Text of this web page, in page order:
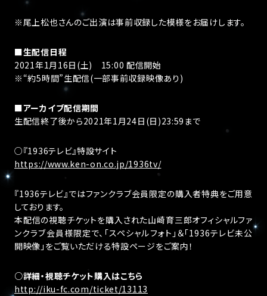
※尾上松也さんのご出演は事前収録した模様をお届けします。
■生配信日程
2021年1月16日(土) 15:00 配信開始
※“約5時間”生配信(一部事前収録映像あり)
■アーカイブ配信期間
生配信終了後から2021年1月24日(日)23:59まで
○『1936テレビ』特設サイト
https://www.ken-on.co.jp/1936tv/
『1936テレビ』ではファンクラブ会員限定の購入者特典をご用意
しております。
本配信の視聴チケットを購入された山崎育三郎オフィシャルファ
ンクラブ会員様限定で、「スペシャルフォト」＆「1936テレビ未公
開映像」をご覧いただける特設ページをご案内！
○詳細・視聴チケット購入はこちら
http://iku-fc.com/ticket/13113